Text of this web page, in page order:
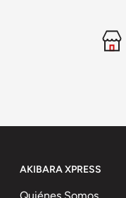
AKIBARA XPRESS